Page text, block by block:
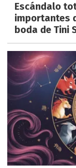
Escándalo
importantes
boda de Tini